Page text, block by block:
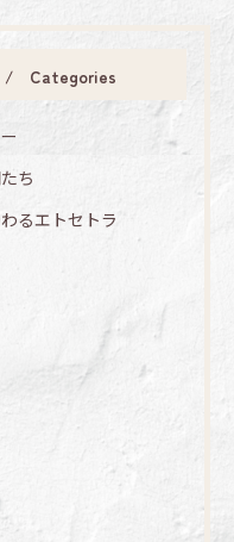
Categories
ち
るエトセトラ